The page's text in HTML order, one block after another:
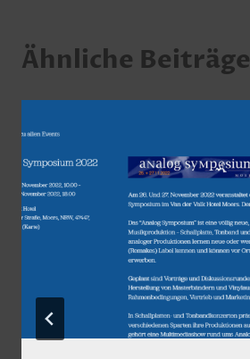
Ähnliche Beiträge